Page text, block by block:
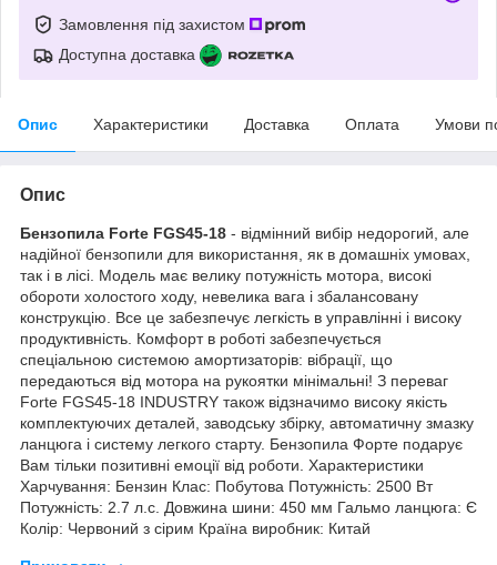
Замовлення під захистом
Доступна доставка
Опис Характеристики Доставка Оплата Умови
Опис
Бензопила Forte FGS45-18 - відмінний вибір недорогий, але
надійної бензопили для використання, як в домашніх умовах,
так і в лісі. Модель має велику потужність мотора, високі
обороти холостого ходу, невелика вага і збалансовану
конструкцію. Все це забезпечує легкість в управлінні і високу
продуктивність. Комфорт в роботі забезпечується
спеціальною системою амортизаторів: вібрації, що
передаються від мотора на рукоятки мінімальні! З переваг
Forte FGS45-18 INDUSTRY також відзначимо високу якість
комплектуючих деталей, заводську збірку, автоматичну змазку
ланцюга і систему легкого старту. Бензопила Форте подарує
Вам тільки позитивні емоції від роботи. Характеристики
Харчування: Бензин Клас: Побутова Потужність: 2500 Вт
Потужність: 2.7 л.с. Довжина шини: 450 мм Гальмо ланцюга: Є
Колір: Червоний з сірим Країна виробник: Китай